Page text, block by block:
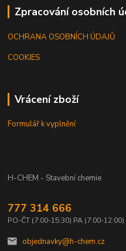
Zpracování osobních
OCHRANA OSOBNÍCH ÚDAJŮ
COOKIES
Vrácení zboží
Formulář k vyplnění
H-CHEM - Stavební chemie
777 314 666
PO-ČT (7:00-15:30) PA (7:00-12:00)
objednavky@h-chem.cz